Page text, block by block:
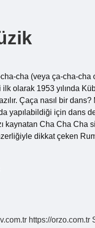
cha (veya ça-cha-cha
olarak 1953 yılında
Çaça nasıl bir
yapılabildiği için dans
kaynatan Cha Cha Cha
dikkat çeken
https://orzo.com.tr